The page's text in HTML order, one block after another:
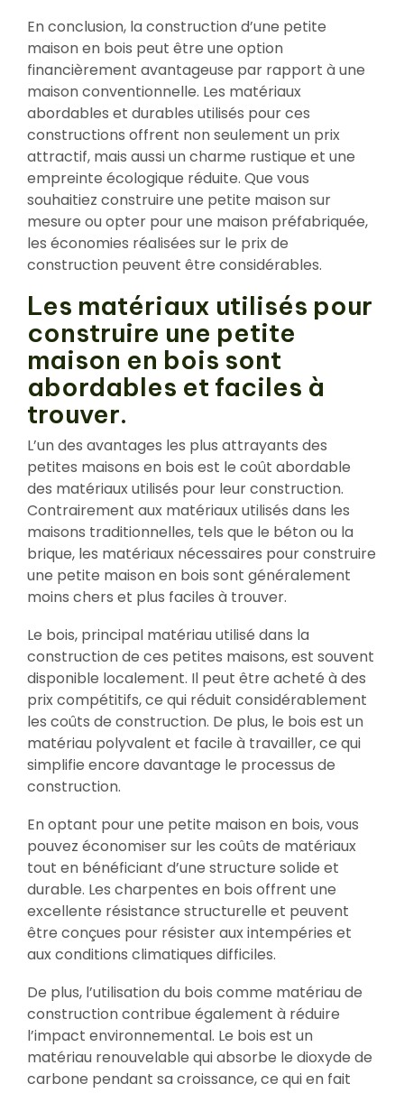
En conclusion, la construction d’une petite
maison en bois peut être une option
financièrement avantageuse par rapport à une
maison conventionnelle. Les matériaux
abordables et durables utilisés pour ces
constructions offrent non seulement un prix
attractif, mais aussi un charme rustique et une
empreinte écologique réduite. Que vous
souhaitiez construire une petite maison sur
mesure ou opter pour une maison préfabriquée,
les économies réalisées sur le prix de
construction peuvent être considérables.
Les matériaux utilisés pour
construire une petite
maison en bois sont
abordables et faciles à
trouver.
L’un des avantages les plus attrayants des
petites maisons en bois est le coût abordable
des matériaux utilisés pour leur construction.
Contrairement aux matériaux utilisés dans les
maisons traditionnelles, tels que le béton ou la
brique, les matériaux nécessaires pour construire
une petite maison en bois sont généralement
moins chers et plus faciles à trouver.
Le bois, principal matériau utilisé dans la
construction de ces petites maisons, est souvent
disponible localement. Il peut être acheté à des
prix compétitifs, ce qui réduit considérablement
les coûts de construction. De plus, le bois est un
matériau polyvalent et facile à travailler, ce qui
simplifie encore davantage le processus de
construction.
En optant pour une petite maison en bois, vous
pouvez économiser sur les coûts de matériaux
tout en bénéficiant d’une structure solide et
durable. Les charpentes en bois offrent une
excellente résistance structurelle et peuvent
être conçues pour résister aux intempéries et
aux conditions climatiques difficiles.
De plus, l’utilisation du bois comme matériau de
construction contribue également à réduire
l’impact environnemental. Le bois est un
matériau renouvelable qui absorbe le dioxyde de
carbone pendant sa croissance, ce qui en fait